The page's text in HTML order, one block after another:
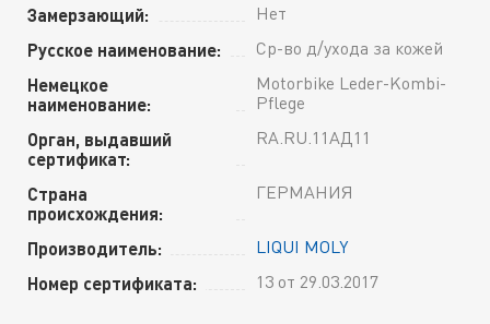
Замерзающий: Нет
Русское наименование: Ср-во д/ухода за кожей
Немецкое
наименование:
Motorbike Leder-Kombi-
Pflege
Орган, выдавший
сертификат:
RA.RU.11АД11
Страна
происхождения:
ГЕРМАНИЯ
Производитель: LIQUI MOLY
Номер сертификата: 13 от 29.03.2017